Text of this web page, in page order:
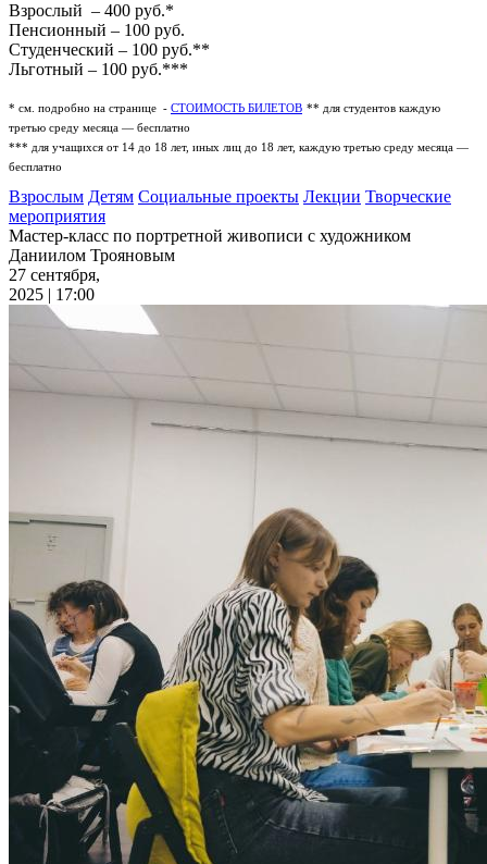
Взрослый – 400 руб.*
Пенсионный – 100 руб.
Студенческий – 100 руб.**
Льготный – 100 руб.***
* см. подробно на странице - СТОИМОСТЬ БИЛЕТОВ ** для студентов каждую
третью среду месяца — бесплатно
*** для учащихся от 14 до 18 лет, иных лиц до 18 лет, каждую третью среду месяца —
бесплатно
Взрослым Детям Социальные проекты Лекции Творческие
мероприятия
Мастер-класс по портретной живописи с художником
Даниилом Трояновым
27 сентября,
2025 | 17:00